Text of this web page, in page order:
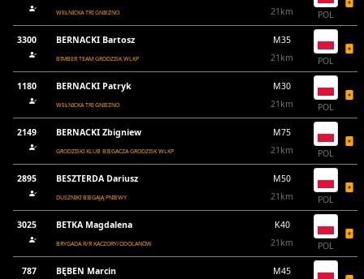
WEŁNICKA TRI GNIEZNO
21km
POL
3300 BERNACKI Bartosz
BIMBER TEAM GRODZISK WLKP
M35
21km
POL
1180 BERNACKI Patryk
WEŁNICKA TRI GNIEZNO
M30
21km
POL
2149 BERNACKI Zbigniew
GRODZISKI KLUB BIEGACZA GRODZISK WLKP
M75
21km
POL
2895 BESZTERDA Dariusz
DUSZNIKI BIEGAJĄ PNIEWY
M50
21km
POL
3025 BETKA Magdalena
BRYGADA R/R KACZORY/ODOLANÓW
K40
21km
POL
787 BĘBEN Marcin M45